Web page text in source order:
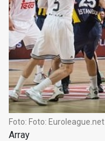
Foto: Foto: Euroleague.net
Array